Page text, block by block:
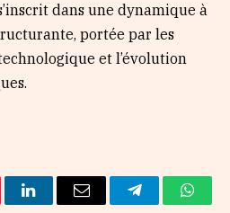
dans une dynamique à
portée par les
et l’évolution
LinkedInEmail Telegram